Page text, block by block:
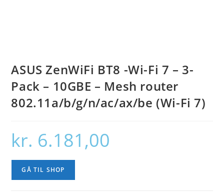
ASUS ZenWiFi BT8 -Wi-Fi 7 – 3-
Pack – 10GBE – Mesh router
802.11a/b/g/n/ac/ax/be (Wi-Fi 7)
kr. 6.181,00
GÅ TIL SHOP